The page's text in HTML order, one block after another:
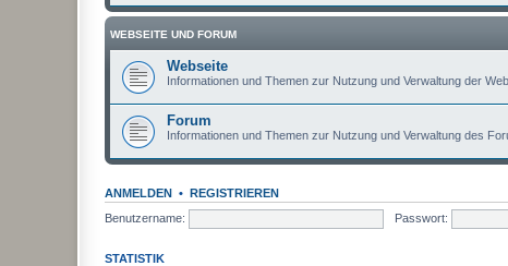
WEBSEITE UND FORUM
Webseite
Informationen und Themen zur Nutzung und Verwaltung der
Forum
Informationen und Themen zur Nutzung und Verwaltung des
ANMELDEN • REGISTRIEREN
Benutzername:
Passwort:
STATISTIK